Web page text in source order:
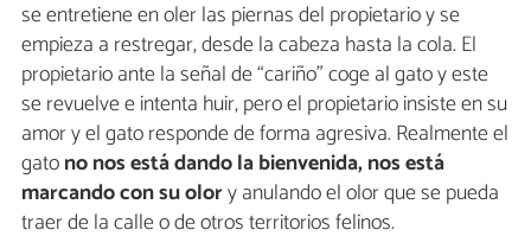
se entretiene en oler las piernas del propietario y se
empieza a restregar, desde la cabeza hasta la cola. El
propietario ante la señal de “cariño” coge al gato y este
se revuelve e intenta huir, pero el propietario insiste en su
amor y el gato responde de forma agresiva. Realmente el
gatono nos está dando la bienvenida, nos está
marcando con su olory anulando el olor que se pueda
traer de la calle o de otros territorios felinos.